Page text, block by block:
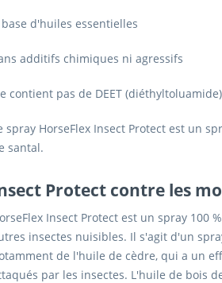
base d'huiles essentielles
additifs chimiques ni agressifs
contient pas de DEET
spray HorseFlex Insect Protect est un
santal.
Protect contre les
Insect Protect est un spray 100
insectes nuisibles. Il s'agit d'un
de l'huile de cèdre, qui a un
par les insectes. L'huile de bois